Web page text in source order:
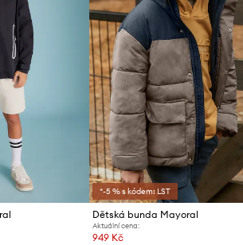
*-5 % s kódem: LST
Dětská bunda Mayoral
Aktuální cena:
949 Kč